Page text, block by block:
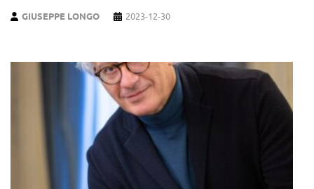
GIUSEPPE LONGO 2023-12-30